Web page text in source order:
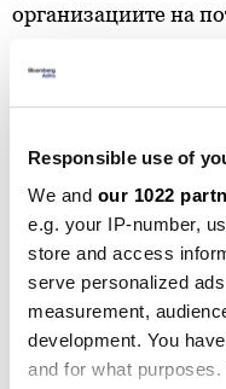
Responsible use of
We and our 1022
e.g. your IP-number,
store and access
serve personalized
measurement,
development. You
and for what
организациите на
поддржуваат
малку поинакви
како што направи
професор
Марјан
времето е лошо,
просториите на
Вештачки
инфлацијата